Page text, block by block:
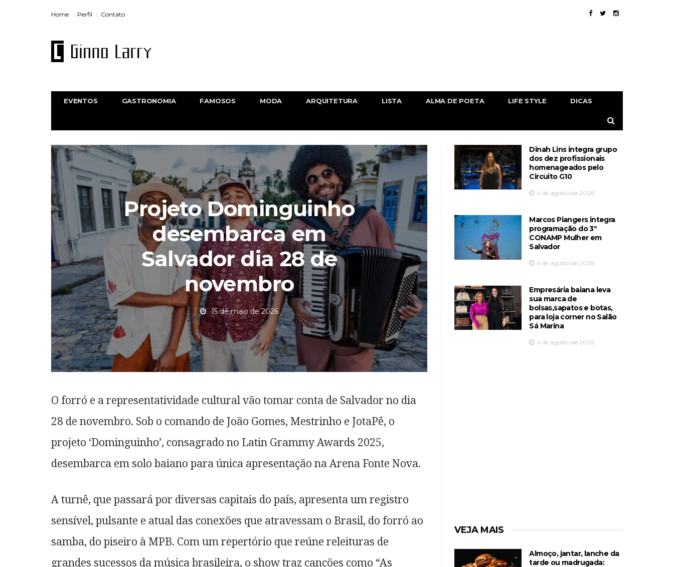
Home Perfil Contato
EVENTOS GASTRONOMIA FAMOSOS MODA ARQUITETURA LISTA ALMA DE POETA LIFE STYLE DICAS
Projeto Dominguinho
desembarca em
Salvador dia 28 de
novembro
15 de maio de 2026
O forró e a representatividade cultural vão tomar conta de Salvador no dia
28 de novembro. Sob o comando de João Gomes, Mestrinho e JotaPê, o
projeto ‘Dominguinho’, consagrado no Latin Grammy Awards 2025,
desembarca em solo baiano para única apresentação na Arena Fonte Nova.
A turnê, que passará por diversas capitais do país, apresenta um registro
sensível, pulsante e atual das conexões que atravessam o Brasil, do forró ao
samba, do piseiro à MPB. Com um repertório que reúne releituras de
grandes sucessos da música brasileira, o show traz canções como “As
Dinah Lins integra grupo
dos dez profissionais
homenageados pelo
Circuito G10
4 de agosto de 2026
Marcos Piangers integra
programação do 3º
CONAMP Mulher em
Salvador
4 de agosto de 2026
Empresária baiana leva
sua marca de
bolsas,sapatos e botas,
para loja corner no Salão
Sá Marina
4 de agosto de 2026
VEJA MAIS
Almoço, jantar, lanche da
tarde ou madrugada: